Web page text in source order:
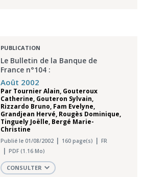
PUBLICATION
Le Bulletin de la Banque de
France n°104 :
Août 2002
Par Tournier Alain, Gouteroux
Catherine, Gouteron Sylvain,
Rizzardo Bruno, Fam Evelyne,
Grandjean Hervé, Rougès Dominique,
Tinguely Joëlle, Bergé Marie-
Christine
Publié le 01/08/2002 160 page(s)
FR
PDF (1.16 Mo)
CONSULTER